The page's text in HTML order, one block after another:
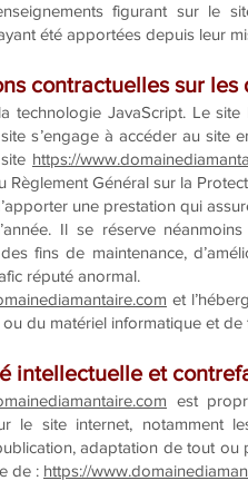
figurant sur le
été apportées depuis leur
contractuelles sur les
technologie JavaScript. Le
site s’engage à accéder au
https://
Règlement Général sur la
une prestation qui
Il se réserve
fins de maintenance,
réputé anormal.
et
du matériel informatique et de
intellectuelle et
est
le site internet, notamment
adaptation de tout
de : https://